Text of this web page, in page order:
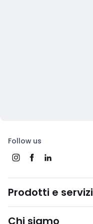
Follow us
Prodotti e servizi
Chi siamo